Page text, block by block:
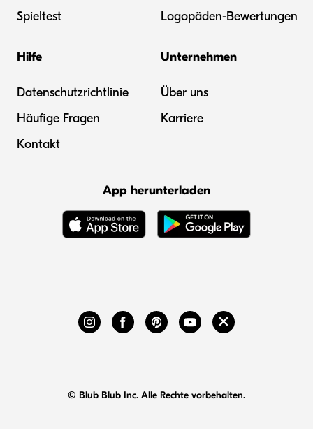
Spieltest
Logopäden-Bewertungen
Hilfe
Datenschutzrichtlinie
Häufige Fragen
Kontakt
Unternehmen
Über uns
Karriere
App herunterladen
© Blub Blub Inc. Alle Rechte vorbehalten.